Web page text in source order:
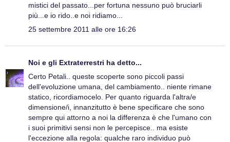
mistici del passato...per fortuna nessuno può bruciarli
più...e io rido..e noi ridiamo...
25 settembre 2011 alle ore 16:26
Noi e gli Extraterrestri ha detto...
Certo Petali.. queste scoperte sono piccoli passi
dell'evoluzione umana, del cambiamento.. niente rimane
statico, ricordiamocelo. Per quanto riguarda l'altra/e
dimensione/i, innanzitutto è bene specificare che sono
sempre qui attorno a noi la differenza è che l'umano con
i suoi primitivi sensi non le percepisce.. ma esiste
l'eccezione alla regola: qualche raro individuo può